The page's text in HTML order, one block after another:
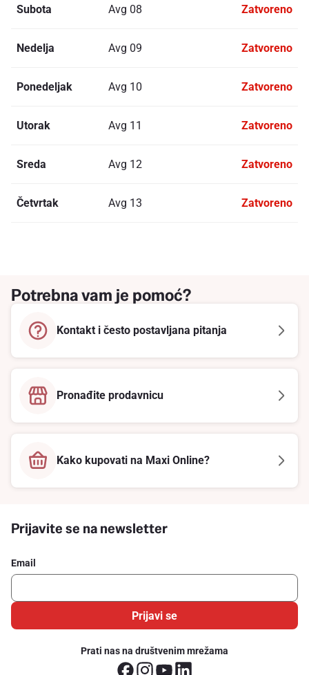
Subota Avg 08 Zatvoreno
Nedelja Avg 09 Zatvoreno
Ponedeljak Avg 10 Zatvoreno
Utorak Avg 11 Zatvoreno
Sreda Avg 12 Zatvoreno
Četvrtak Avg 13 Zatvoreno
Potrebna vam je pomoć?
Kontakt i često postavljana pitanja
Pronađite prodavnicu
Kako kupovati na Maxi Online?
Prijavite se na newsletter
Email
Prijavi se
Prati nas na društvenim mrežama